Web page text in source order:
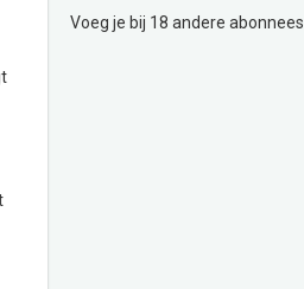
Voeg je bij 18 andere abonnees